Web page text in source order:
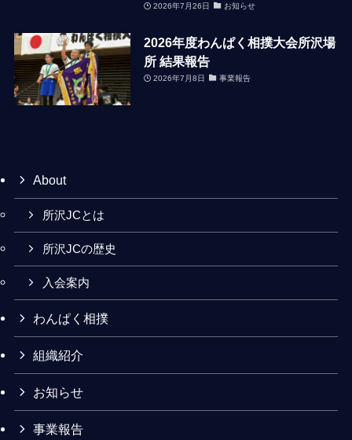
2026年7月26日 お知らせ
2026年度わんぱく相撲大会所沢場
所 結果報告
2026年7月8日 事業報告
About
所沢JCとは
所沢JCの歴史
入会案内
わんぱく相撲
組織紹介
お知らせ
事業報告